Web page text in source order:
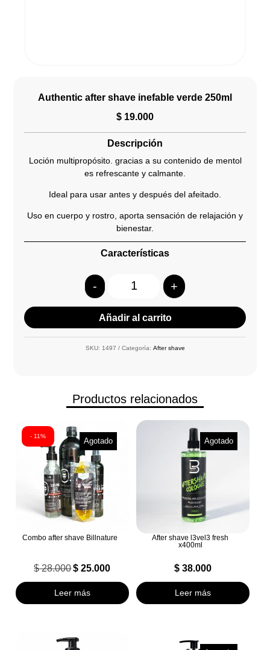
Authentic after shave inefable verde 250ml
$ 19.000
Descripción
Loción multipropósito. gracias a su contenido de mentol
es refrescante y calmante.
Ideal para usar antes y después del afeitado.
Uso en cuerpo y rostro, aporta sensación de relajación y
bienestar.
Características
Quantity
- +
Añadir al carrito
SKU: 1497 Categoría: After shave
Productos relacionados
- 11%
Agotado
Combo after shave Billnature
$28.000 El
precio
$ 25.000El
precio
Leer más
Agotado
After shave l3vel3 fresh
x400ml
$38.000
Leer más